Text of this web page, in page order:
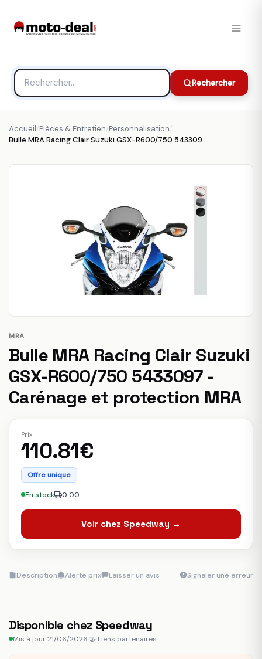
Rechercher
Accueil/Pièces & Entretien/Personnalisation/
Bulle MRA Racing Clair Suzuki GSX-R600/750 5433097 - Carénage et protection MRA
MRA
Bulle MRA Racing Clair Suzuki
GSX-R600/750 5433097 -
Carénage et protection MRA
Prix
110.81€
Offre unique
En stock 0.00
Voir chez Speedway →
Description Alerte prix Laisser un avis Signaler une erreur
Disponible chez Speedway
Mis à jour 21/06/2026🤝 Liens partenaires